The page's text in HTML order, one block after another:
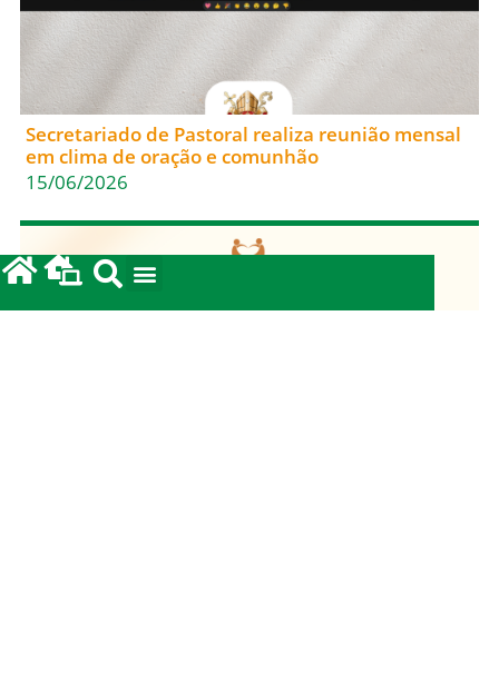
Secretariado de Pastoral realiza reunião mensal
em clima de oração e comunhão
15/06/2026